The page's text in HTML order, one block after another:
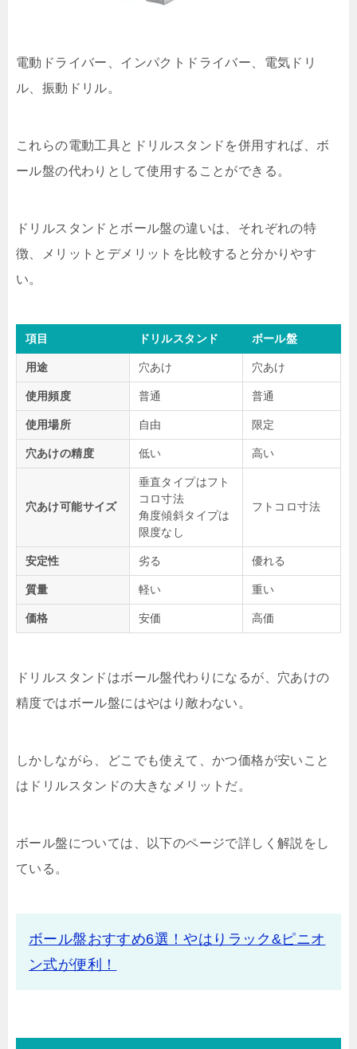
電動ドライバー、インパクトドライバー、電気ドリ
ル、振動ドリル。
これらの電動工具とドリルスタンドを併用すれば、ボ
ール盤の代わりとして使用することができる。
ドリルスタンドとボール盤の違いは、それぞれの特
徴、メリットとデメリットを比較すると分かりやす
い。
項目 ドリルスタンド ボール盤
用途 穴あけ 穴あけ
使用頻度 普通 普通
使用場所 自由 限定
穴あけの精度 低い 高い
穴あけ可能サイズ
垂直タイプはフト
コロ寸法
角度傾斜タイプは
限度なし
フトコロ寸法
安定性 劣る 優れる
質量 軽い 重い
価格 安価 高価
ドリルスタンドはボール盤代わりになるが、穴あけの
精度ではボール盤にはやはり敵わない。
しかしながら、どこでも使えて、かつ価格が安いこと
はドリルスタンドの大きなメリットだ。
ボール盤については、以下のページで詳しく解説をし
ている。
ボール盤おすすめ6選！やはりラック&ピニオ
ン式が便利！